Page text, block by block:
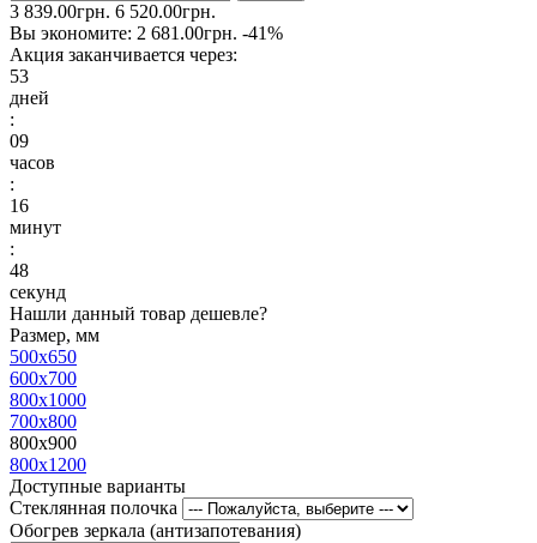
3 839.00грн. 6 520.00грн.
Вы экономите: 2 681.00грн. -41%
Акция заканчивается через:
53
дней
:
09
часов
:
16
минут
:
48
секунд
Нашли данный товар дешевле?
Размер, мм
500x650
600x700
800x1000
700x800
800x900
800x1200
Доступные варианты
Стеклянная полочка
Обогрев зеркала (антизапотевания)